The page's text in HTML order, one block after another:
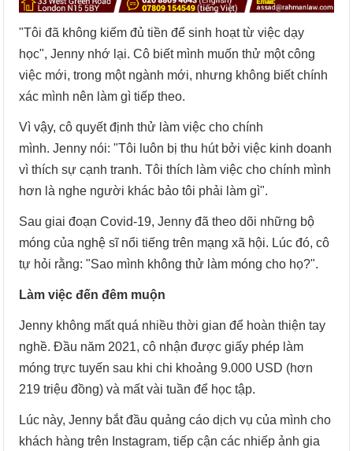
"Tôi đã không kiếm đủ tiền để sinh hoạt từ việc dạy
học", Jenny nhớ lại. Cô biết mình muốn thử một công
việc mới, trong một ngành mới, nhưng không biết chính
xác mình nên làm gì tiếp theo.
Vì vậy, cô quyết định thử làm việc cho chính
mình. Jenny nói: "Tôi luôn bị thu hút bởi việc kinh doanh
vì thích sự cạnh tranh. Tôi thích làm việc cho chính mình
hơn là nghe người khác bảo tôi phải làm gì".
Sau giai đoạn Covid-19, Jenny đã theo dõi những bộ
móng của nghệ sĩ nổi tiếng trên mạng xã hội. Lúc đó, cô
tự hỏi rằng: "Sao mình không thử làm móng cho họ?".
Làm việc đến đêm muộn
Jenny không mất quá nhiều thời gian để hoàn thiện tay
nghề. Đầu năm 2021, cô nhận được giấy phép làm
móng trực tuyến sau khi chi khoảng 9.000 USD (hơn
219 triệu đồng) và mất vài tuần để học tập.
Lúc này, Jenny bắt đầu quảng cáo dịch vụ của mình cho
khách hàng trên Instagram, tiếp cận các nhiếp ảnh gia